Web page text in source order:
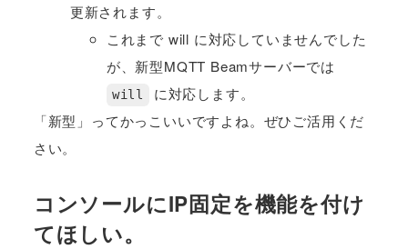
更新されます。
これまで will に対応していませんでした
が、新型MQTT Beamサーバーでは
will
に対応します。
「新型」ってかっこいいですよね。ぜひご活用くだ
さい。
コンソールにIP固定を機能を付け
てほしい。